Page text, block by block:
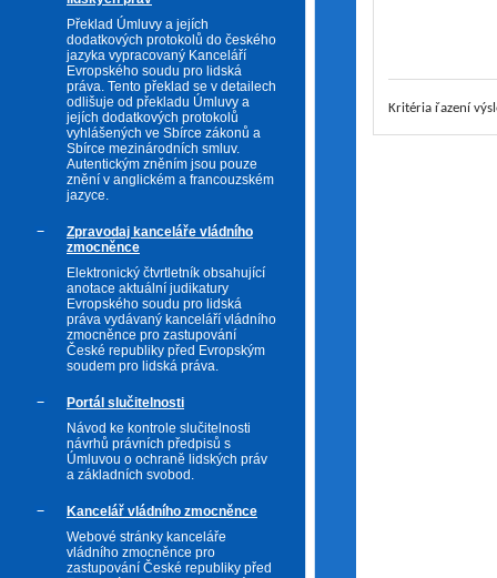
Překlad Úmluvy a jejích
dodatkových protokolů do českého
jazyka vypracovaný Kanceláří
Evropského soudu pro lidská
práva. Tento překlad se v detailech
odlišuje od překladu Úmluvy a
jejích dodatkových protokolů
vyhlášených ve Sbírce zákonů a
Sbírce mezinárodních smluv.
Autentickým zněním jsou pouze
znění v anglickém a francouzském
jazyce.
Zpravodaj kanceláře vládního
zmocněnce
Elektronický čtvrtletník obsahující
anotace aktuální judikatury
Evropského soudu pro lidská
práva vydávaný kanceláří vládního
zmocněnce pro zastupování
České republiky před Evropským
soudem pro lidská práva.
Portál slučitelnosti
Návod ke kontrole slučitelnosti
návrhů právních předpisů s
Úmluvou o ochraně lidských práv
a základních svobod.
Kancelář vládního zmocněnce
Webové stránky kanceláře
vládního zmocněnce pro
zastupování České republiky před
Kritéria řazení